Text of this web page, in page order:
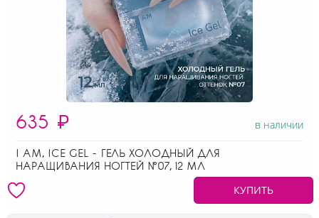
635 ₽ в наличии
I AM, ICE GEL - ГЕЛЬ ХОЛОДНЫЙ ДЛЯ
НАРАЩИВАНИЯ НОГТЕЙ №07, 12 МЛ
КУПИТЬ